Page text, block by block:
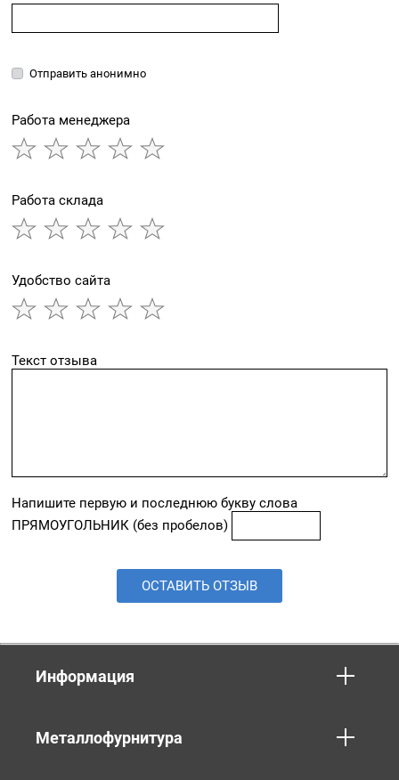
Отправить анонимно
Работа менеджера
Работа склада
Удобство сайта
Текст отзыва
Напишите первую и последнюю букву слова
ПРЯМОУГОЛЬНИК (без пробелов)
ОСТАВИТЬ ОТЗЫВ
Информация
Металлофурнитура